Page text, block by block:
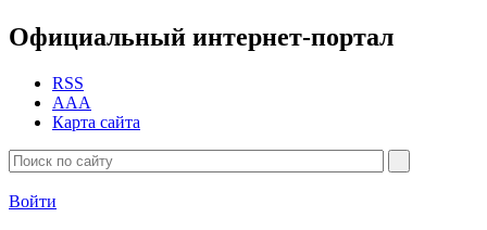
Официальный интернет-портал
RSS
AAA
Карта сайта
Войти